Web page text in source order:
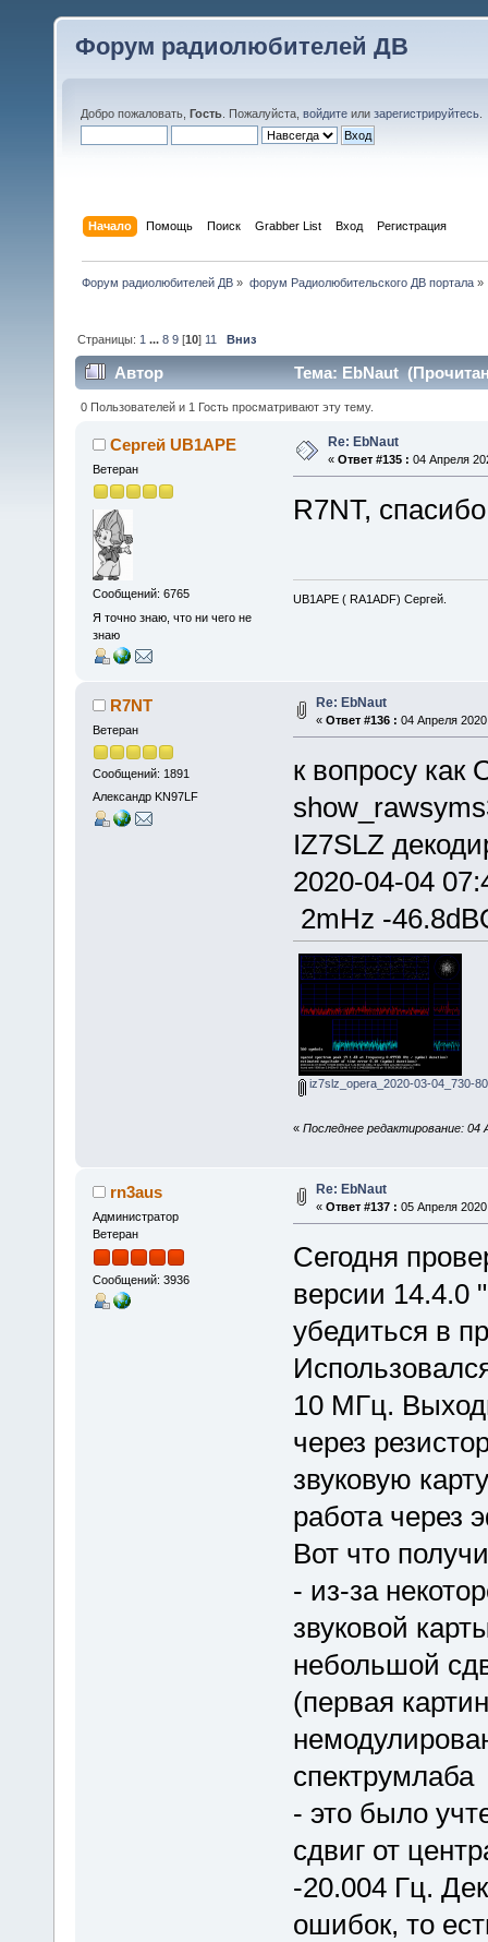
Форум радиолюбителей ДВ
Добро пожаловать, Гость . Пожалуйста, войдите или зарегистрируйтесь
Начало Помощь Поиск Grabber List Вход Регистрация
Форум радиолюбителей ДВ » форум Радиолюбительского ДВ портала»
Страницы: 1 ...8 9 [10] 11 Вниз
Автор Тема: EbNaut
0 Пользователей и 1 Гость просматривают эту тему.
Сергей UB1APE
Ветеран
Сообщений: 6765
Я точно знаю, что ни чего не
знаю
Re: EbNaut
« Ответ #135 : 04 Апреля
R7NT,
UB1APE ( RA1ADF) Сергей.
R7NT
Ветеран
Сообщений: 1891
Александр KN97LF
Re: EbNaut
« Ответ #136 : 04 Апреля
к вопросу как
IZ7SLZ
2020-04-04
2mHz -
iz7slz_opera_2020-03-04_730-
« Последнее редактирование: 04
rn3aus
Администратор
Ветеран
Сообщений: 3936
Re: EbNaut
« Ответ #137 : 05 Апреля
Сегодня
версии 14.4.0
убедиться в
10 МГц.
через
звуковую
работа через
Вот что
- из-за
звуковой
небольшой
(первая
спектрумлаба
- это было
сдвиг от
-20.004 Гц.
ошибок, то